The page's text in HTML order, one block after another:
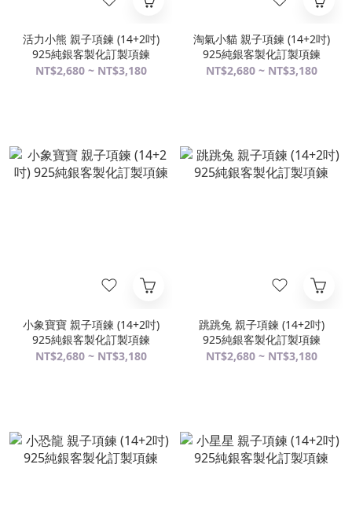
活力小熊 親子項鍊 (14+2吋)
925純銀客製化訂製項鍊
NT$2,680 ~ NT$3,180
淘氣小貓 親子項鍊 (14+2吋)
925純銀客製化訂製項鍊
NT$2,680 ~ NT$3,180
小象寶寶 親子項鍊 (14+2吋)
925純銀客製化訂製項鍊
NT$2,680 ~ NT$3,180
跳跳兔 親子項鍊 (14+2吋)
925純銀客製化訂製項鍊
NT$2,680 ~ NT$3,180